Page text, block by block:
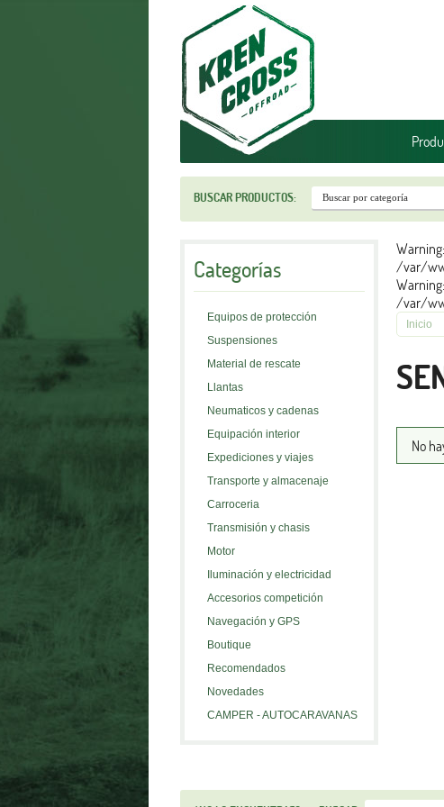
BUSCAR PRODUCTOS:
Categorías
Equipos de protección
Suspensiones
Material de rescate
Llantas
Neumaticos y cadenas
Equipación interior
Expediciones y viajes
Transporte y almacenaje
Carroceria
Transmisión y chasis
Motor
Iluminación y electricidad
Accesorios competición
Navegación y GPS
Boutique
Recomendados
Novedades
CAMPER - AUTOCARAVANAS
/var/
/var/
Inicio
No